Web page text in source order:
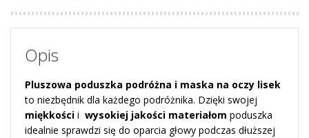
Opis
Pluszowa poduszka podróżna i maska na oczy lisek
to niezbędnik dla każdego podróżnika. Dzięki swojej
miękkości i wysokiej jakości materiałom poduszka
idealnie sprawdzi się do oparcia głowy podczas dłuższej